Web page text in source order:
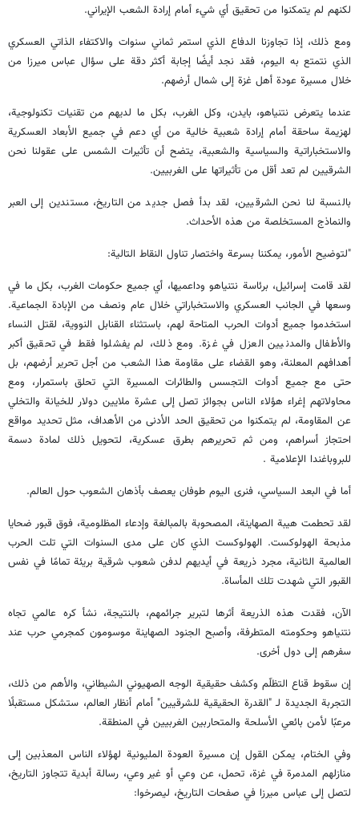
لكنهم لم يتمكنوا من تحقيق أي شيء أمام إرادة الشعب الإيراني.
ومع ذلك، إذا تجاوزنا الدفاع الذي استمر ثماني سنوات والاكتفاء الذاتي العسكري
الذي نتمتع به اليوم، فقد نجد أيضًا إجابة أكثر دقة على سؤال عباس ميرزا من
خلال مسيرة عودة أهل غزة إلى شمال أرضهم.
عندما يتعرض نتنياهو، بايدن، وكل الغرب، بكل ما لديهم من تقنيات تكنولوجية،
لهزيمة ساحقة أمام إرادة شعبية خالية من أي دعم في جميع الأبعاد العسكرية
والاستخباراتية والسياسية والشعبية، يتضح أن تأثيرات الشمس على عقولنا نحن
الشرقيين لم تعد أقل من تأثيراتها على الغربيين.
بالنسبة لنا نحن الشرقيين، لقد بدأ فصل جديد من التاريخ، مستندين إلى العبر
والنماذج المستخلصة من هذه الأحداث.
"لتوضيح الأمور، يمكننا بسرعة واختصار تناول النقاط التالية:
لقد قامت إسرائيل، برئاسة نتنياهو وداعميها، أي جميع حكومات الغرب، بكل ما في
وسعها في الجانب العسكري والاستخباراتي خلال عام ونصف من الإبادة الجماعية.
استخدموا جميع أدوات الحرب المتاحة لهم، باستثناء القنابل النووية، لقتل النساء
والأطفال والمدنيين العزل في غزة. ومع ذلك، لم يفشلوا فقط في تحقيق أكبر
أهدافهم المعلنة، وهو القضاء على مقاومة هذا الشعب من أجل تحرير أرضهم، بل
حتى مع جميع أدوات التجسس والطائرات المسيرة التي تحلق باستمرار، ومع
محاولاتهم إغراء هؤلاء الناس بجوائز تصل إلى عشرة ملايين دولار للخيانة والتخلي
عن المقاومة، لم يتمكنوا من تحقيق الحد الأدنى من الأهداف، مثل تحديد مواقع
احتجاز أسراهم، ومن ثم تحريرهم بطرق عسكرية، لتحويل ذلك لمادة دسمة
للبروباغندا الإعلامية .
أما في البعد السياسي، فنرى اليوم طوفان يعصف بأذهان الشعوب حول العالم.
لقد تحطمت هيبة الصهاينة، المصحوبة بالمبالغة وإدعاء المظلومية، فوق قبور ضحايا
مذبحة الهولوكست. الهولوكست الذي كان على مدى السنوات التي تلت الحرب
العالمية الثانية، مجرد ذريعة في أيديهم لدفن شعوب شرقية بريئة تمامًا في نفس
القبور التي شهدت تلك المأساة.
الآن، فقدت هذه الذريعة أثرها لتبرير جرائمهم، بالنتيجة، نشأ كره عالمي تجاه
نتنياهو وحكومته المتطرفة، وأصبح الجنود الصهاينة موسومون كمجرمي حرب عند
سفرهم إلى دول أخرى.
إن سقوط قناع التظلّم وكشف حقيقية الوجه الصهيوني الشيطاني، والأهم من ذلك،
التجربة الجديدة لـ "القدرة الحقيقية للشرقيين" أمام أنظار العالم، ستشكل مستقبلًا
مرعبًا لأمن بائعي الأسلحة والمتحاربين الغربيين في المنطقة.
وفي الختام، يمكن القول إن مسيرة العودة المليونية لهؤلاء الناس المعذبين إلى
منازلهم المدمرة في غزة، تحمل، عن وعي أو غير وعي، رسالة أبدية تتجاوز التاريخ،
لتصل إلى عباس ميرزا في صفحات التاريخ، ليصرخوا: